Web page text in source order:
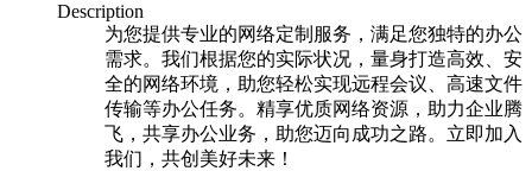
Description
为您提供专业的网络定制服务，满足您独特的办公
需求。我们根据您的实际状况，量身打造高效、安
全的网络环境，助您轻松实现远程会议、高速文件
传输等办公任务。精享优质网络资源，助力企业腾
飞，共享办公业务，助您迈向成功之路。立即加入
我们，共创美好未来！